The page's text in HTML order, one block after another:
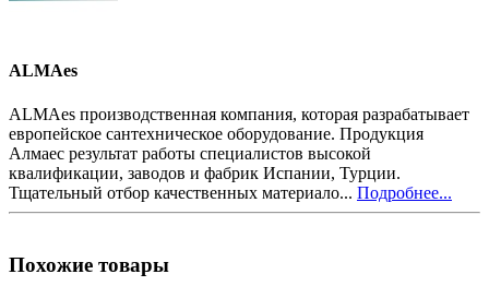
ALMAes
ALMAes производственная компания, которая разрабатывает
европейское сантехническое оборудование. Продукция
Алмаес результат работы специалистов высокой
квалификации, заводов и фабрик Испании, Турции.
Тщательный отбор качественных материало... Подробнее...
Похожие товары